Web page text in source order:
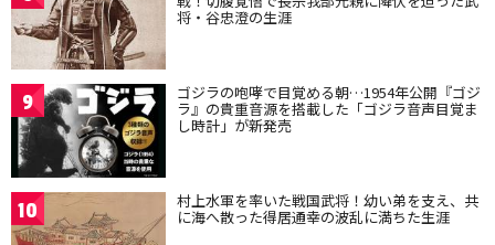
将・谷忠澄の生涯
9 ゴジラの咆哮で目覚める朝…1954年公開『ゴジ
ラ』の貴重音源を搭載した「ゴジラ音声目覚ま
し時計」が新発売
10 村上水軍を率いた戦国武将！幼い弟を支え、共
に海へ散った得居通幸の波乱に満ちた生涯